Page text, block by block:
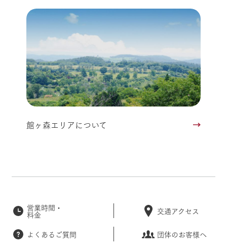
館ヶ森エリアについて
営業時間・
料金 交通アクセス
よくあるご質問
団体のお客様へ